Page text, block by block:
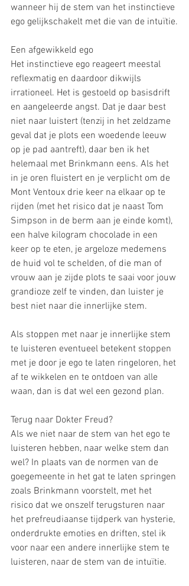
wanneer hij de stem van het instinctieve
ego gelijkschakelt met die van de intuïtie.
Een afgewikkeld ego
Het instinctieve ego reageert meestal
reflexmatig en daardoor dikwijls
irrationeel. Het is gestoeld op basisdrift
en aangeleerde angst. Dat je daar best
niet naar luistert (tenzij in het zeldzame
geval dat je plots een woedende leeuw
op je pad aantreft), daar ben ik het
helemaal met Brinkmann eens. Als het
in je oren fluistert en je verplicht om de
Mont Ventoux drie keer na elkaar op te
rijden (met het risico dat je naast Tom
Simpson in de berm aan je einde komt),
een halve kilogram chocolade in een
keer op te eten, je argeloze medemens
de huid vol te schelden, of die man of
vrouw aan je zijde plots te saai voor jouw
grandioze zelf te vinden, dan luister je
best niet naar die innerlijke stem.
Als stoppen met naar je innerlijke stem
te luisteren eventueel betekent stoppen
met je door je ego te laten ringeloren, het
af te wikkelen en te ontdoen van alle
waan, dan is dat wel een gezond plan.
Terug naar Dokter Freud?
Als we niet naar de stem van het ego te
luisteren hebben, naar welke stem dan
wel? In plaats van de normen van de
goegemeente in het gat te laten springen
zoals Brinkmann voorstelt, met het
risico dat we onszelf terugsturen naar
het prefreudiaanse tijdperk van hysterie,
onderdrukte emoties en driften, stel ik
voor naar een andere innerlijke stem te
luisteren, naar de stem van de intuïtie.